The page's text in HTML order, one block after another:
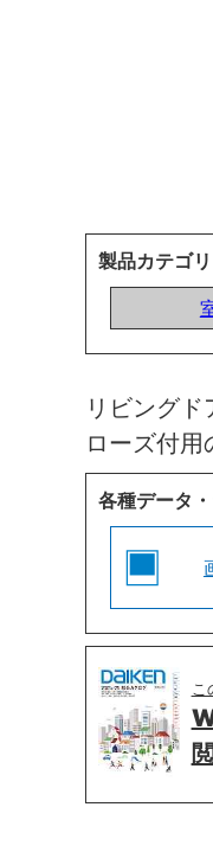
製品カテゴリ
リビング
ローズ付
各種データ